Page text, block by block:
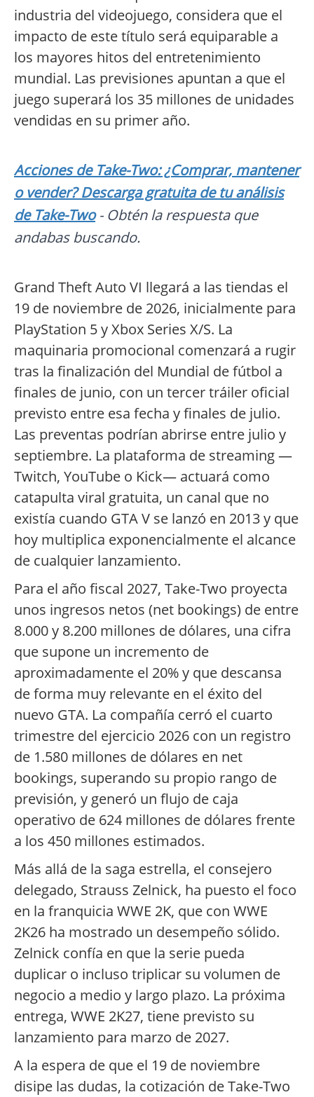
industria del videojuego, considera que el
impacto de este título será equiparable a
los mayores hitos del entretenimiento
mundial. Las previsiones apuntan a que el
juego superará los 35 millones de unidades
vendidas en su primer año.
Acciones de Take-Two: ¿Comprar, mantener
o vender? Descarga gratuita de tu análisis
de Take-Two- Obtén la respuesta que
andabas buscando.
Grand Theft Auto VI llegará a las tiendas el
19 de noviembre de 2026, inicialmente para
PlayStation 5 y Xbox Series X/S. La
maquinaria promocional comenzará a rugir
tras la finalización del Mundial de fútbol a
finales de junio, con un tercer tráiler oficial
previsto entre esa fecha y finales de julio.
Las preventas podrían abrirse entre julio y
septiembre. La plataforma de streaming —
Twitch, YouTube o Kick— actuará como
catapulta viral gratuita, un canal que no
existía cuando GTA V se lanzó en 2013 y que
hoy multiplica exponencialmente el alcance
de cualquier lanzamiento.
Para el año fiscal 2027, Take-Two proyecta
unos ingresos netos (net bookings) de entre
8.000 y 8.200 millones de dólares, una cifra
que supone un incremento de
aproximadamente el 20% y que descansa
de forma muy relevante en el éxito del
nuevo GTA. La compañía cerró el cuarto
trimestre del ejercicio 2026 con un registro
de 1.580 millones de dólares en net
bookings, superando su propio rango de
previsión, y generó un flujo de caja
operativo de 624 millones de dólares frente
a los 450 millones estimados.
Más allá de la saga estrella, el consejero
delegado, Strauss Zelnick, ha puesto el foco
en la franquicia WWE 2K, que con WWE
2K26 ha mostrado un desempeño sólido.
Zelnick confía en que la serie pueda
duplicar o incluso triplicar su volumen de
negocio a medio y largo plazo. La próxima
entrega, WWE 2K27, tiene previsto su
lanzamiento para marzo de 2027.
A la espera de que el 19 de noviembre
disipe las dudas, la cotización de Take-Two